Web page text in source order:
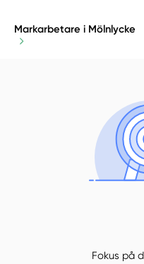
Markarbetare i Mölnlycke
Fokus på